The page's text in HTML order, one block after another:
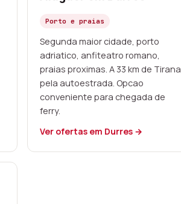
Porto e praias
Segunda maior cidade, porto
adriatico, anfiteatro romano,
praias proximas. A 33 km de Tirana
pela autoestrada. Opcao
conveniente para chegada de
ferry.
Ver ofertas em Durres →